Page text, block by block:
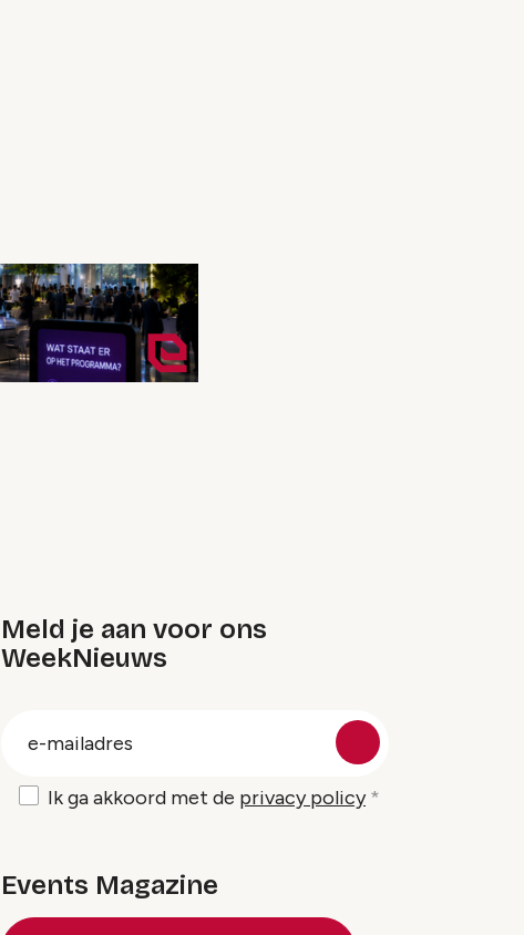
Meld je aan voor ons
WeekNieuws
Ik ga akkoord met de privacy policy
Events Magazine